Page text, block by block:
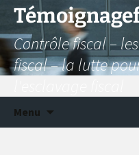
Aller
contenu
Contrôle fiscal –
fiscal – la lutte
Menu